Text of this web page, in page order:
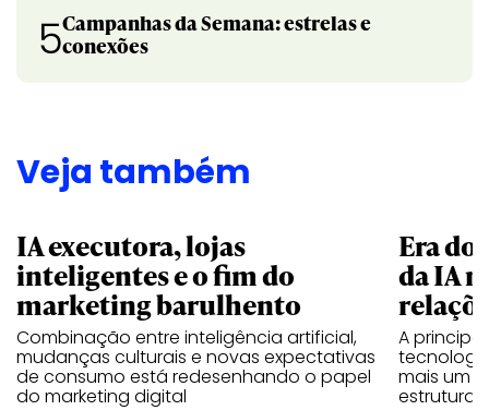
5Campanhas da Semana: estrelas e
conexões
Veja também
IA executora, lojas
inteligentes e o fim do
marketing barulhento
Combinação entre inteligência artificial,
mudanças culturais e novas expectativas
de consumo está redesenhando o papel
do marketing digital
Era do
da IA
A
mais um